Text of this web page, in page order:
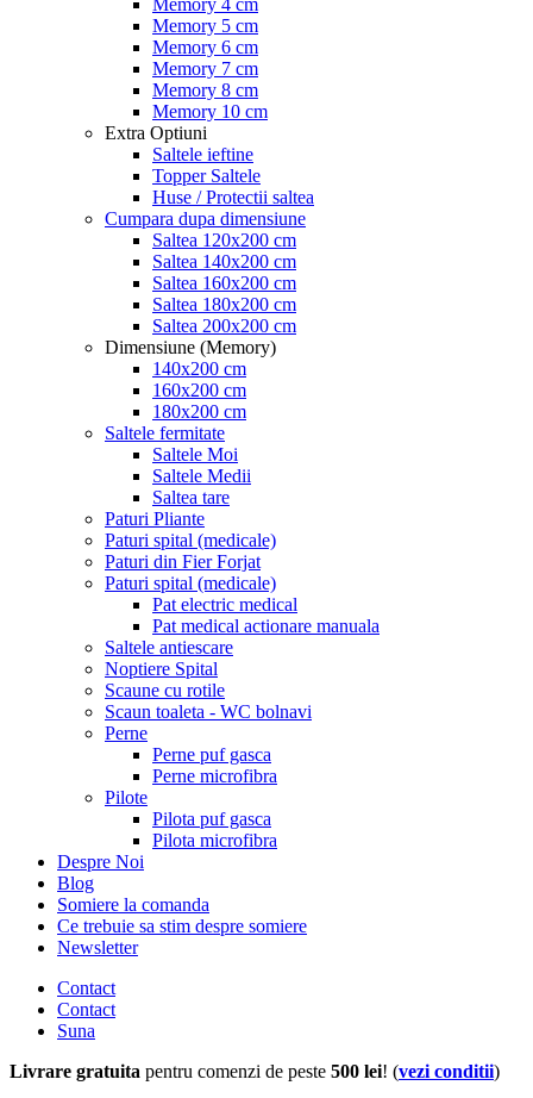
Memory 5 cm
Memory 6 cm
Memory 7 cm
Memory 8 cm
Memory 10 cm
Extra Optiuni
Saltele ieftine
Topper Saltele
Huse / Protectii saltea
Cumpara dupa dimensiune
Saltea 120x200 cm
Saltea 140x200 cm
Saltea 160x200 cm
Saltea 180x200 cm
Saltea 200x200 cm
Dimensiune (Memory)
140x200 cm
160x200 cm
180x200 cm
Saltele fermitate
Saltele Moi
Saltele Medii
Saltea tare
Paturi Pliante
Paturi spital (medicale)
Paturi din Fier Forjat
Paturi spital (medicale)
Pat electric medical
Pat medical actionare manuala
Saltele antiescare
Noptiere Spital
Scaune cu rotile
Scaun toaleta - WC bolnavi
Perne
Perne puf gasca
Perne microfibra
Pilote
Pilota puf gasca
Pilota microfibra
Despre Noi
Blog
Somiere la comanda
Ce trebuie sa stim despre somiere
Newsletter
Contact
Contact
Suna
Livrare gratuita pentru comenzi de peste 500 lei! (vezi conditii)